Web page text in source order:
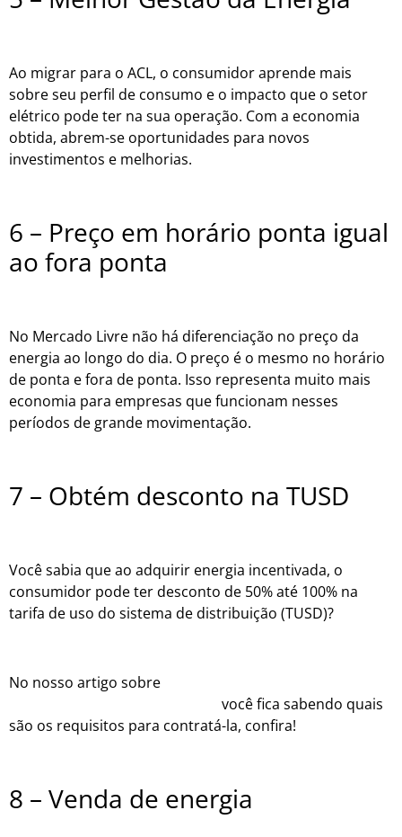
Ao migrar para o ACL, o consumidor aprende mais
sobre seu perfil de consumo e o impacto que o setor
elétrico pode ter na sua operação. Com a economia
obtida, abrem-se oportunidades para novos
investimentos e melhorias.
6 – Preço em horário ponta igual
ao fora ponta
No Mercado Livre não há diferenciação no preço da
energia ao longo do dia. O preço é o mesmo no horário
de ponta e fora de ponta. Isso representa muito mais
economia para empresas que funcionam nesses
períodos de grande movimentação.
7 – Obtém desconto na TUSD
Você sabia que ao adquirir energia incentivada, o
consumidor pode ter desconto de 50% até 100% na
tarifa de uso do sistema de distribuição (TUSD)?
No nosso artigo sobre
você fica sabendo quais
são os requisitos para contratá-la, confira!
8 – Venda de energia